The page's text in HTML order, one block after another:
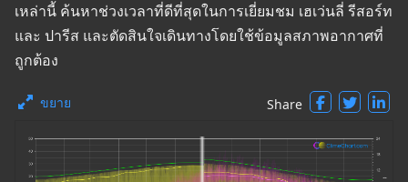
เหล่านี้ ค้นหาช่วงเวลาที่ดีที่สุดในการเยี่ยมชม เฮเว่นลี่ รีสอร์ท
และ ปารีส และตัดสินใจเดินทางโดยใช้ข้อมูลสภาพอากาศที่
ถูกต้อง
ขยาย Share